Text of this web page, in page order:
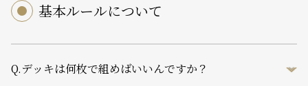
基本ルールについて
Q.デッキは何枚で組めばいいんですか？